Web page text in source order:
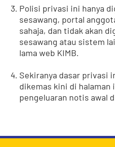
Polisi privasi ini hanya
sesawang, portal
sahaja, dan tidak akan
sesawang atau sistem
lama web KIMB.
Sekiranya dasar privasi
dikemas kini di halaman
pengeluaran notis awal